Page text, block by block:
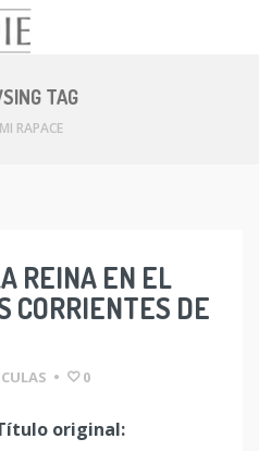
TAG
RAPACE
REINA EN EL
CORRIENTES DE
• 0
original: